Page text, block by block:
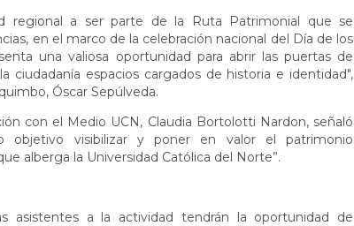
regional a ser parte de la Ruta Patrimonial que se
en el marco de la celebración nacional del Día de los
una valiosa oportunidad para abrir las puertas de
ciudadanía espacios cargados de historia e identidad",
Óscar Sepúlveda.
con el Medio UCN, Claudia Bortolotti Nardon, señaló
objetivo visibilizar y poner en valor el patrimonio
alberga la Universidad Católica del Norte”.
asistentes a la actividad tendrán la oportunidad de